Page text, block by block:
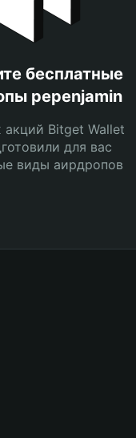
бесплатные
pepenjamin
акций Bitget Wallet
для вас
виды аирдропов